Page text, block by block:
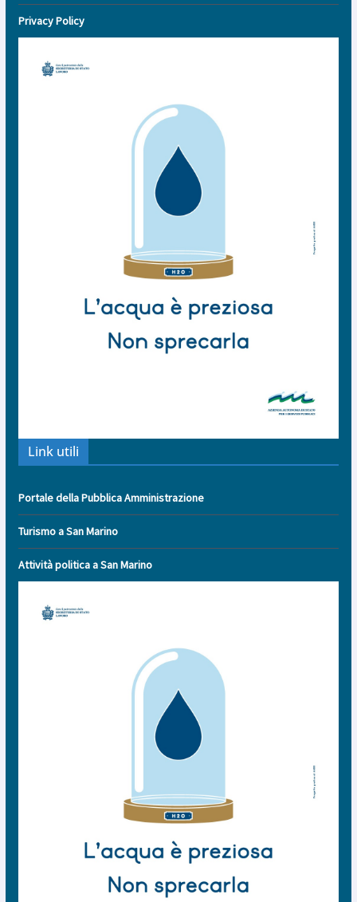
Privacy Policy
Link utili
Portale della Pubblica Amministrazione
Turismo a San Marino
Attività politica a San Marino